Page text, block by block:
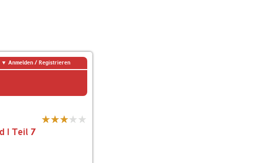
Anmelden / Registrieren
| Teil 7